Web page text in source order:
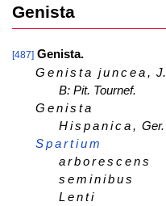
Genista
[487] Genista.
Genista juncea, J.
B: Pit. Tournef.
Genista
Hispanica, Ger.
Spartium
arborescens
seminibus
Lenti